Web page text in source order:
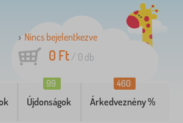
Nincs bejelentkezve
0 Ft/ 0 db
Újdonságok
99
Árkedveznény %
460